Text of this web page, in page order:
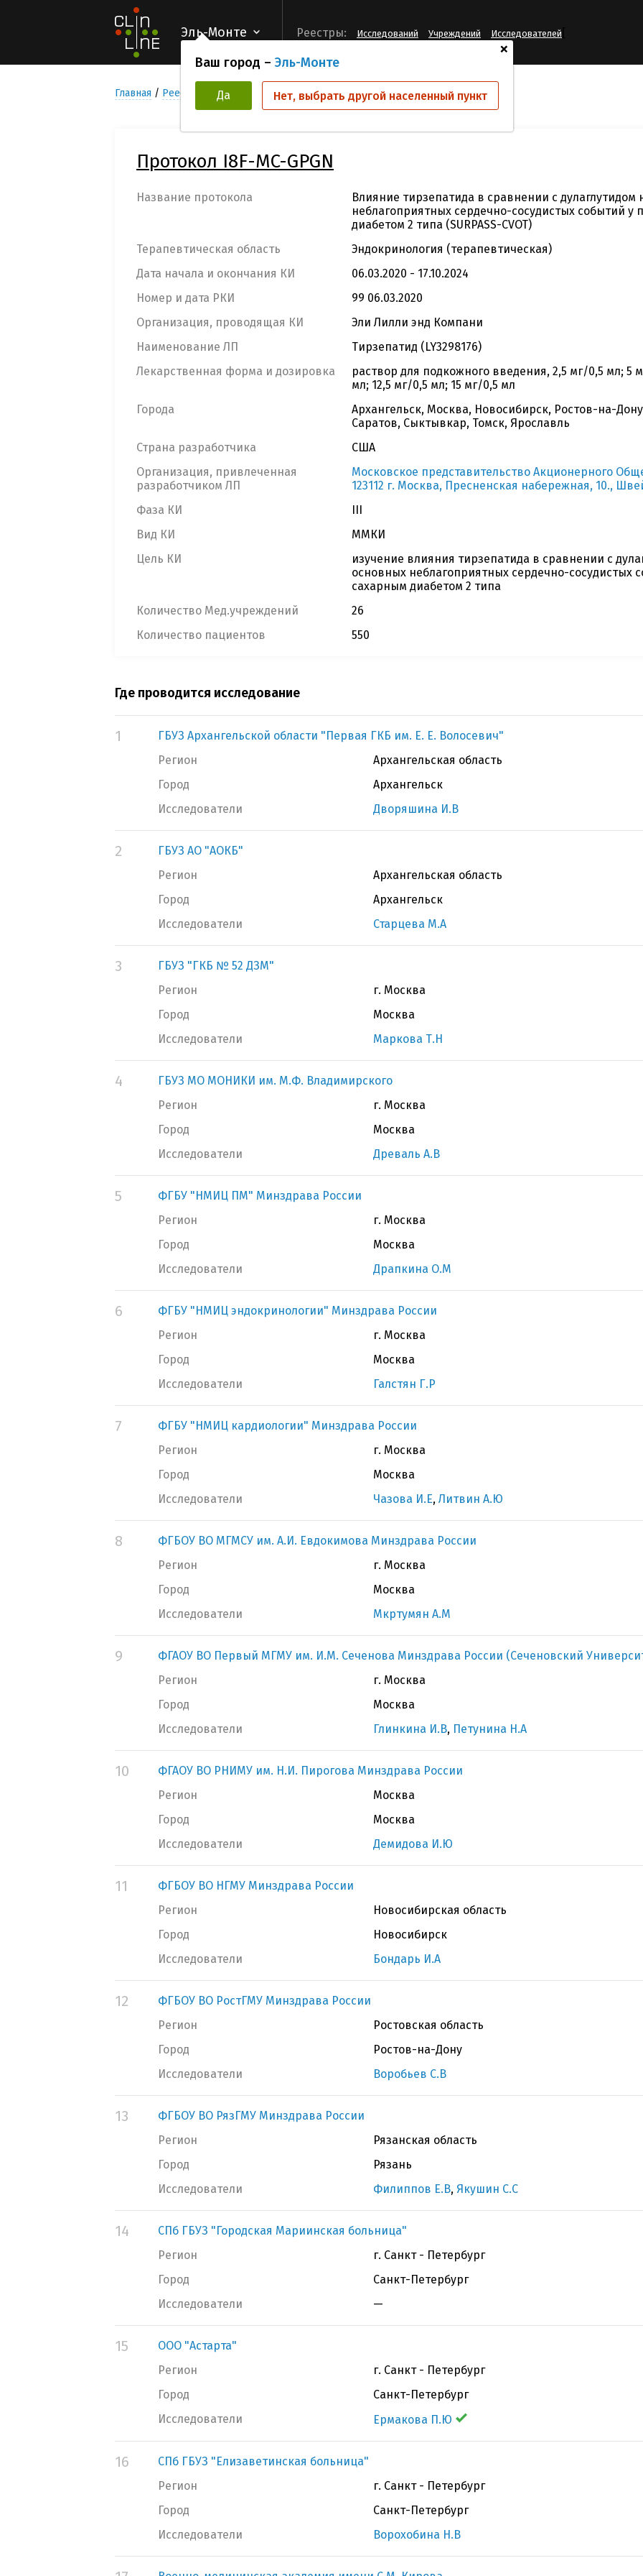
Эль-Монте
+
Ваш город – Эль-Монте
Да Нет, выбрать другой населенный пункт
Реестры: Исследований Учреждений Исследователей
Главная Реестр Клинических исследований I8F-MC-GPGN
Протокол I8F-MC-GPGN
Название протокола
Влияние тирзепатида в сравнении с
неблагоприятных сердечно-сосудистых событий у
диабетом 2 типа (SURPASS-CVOT)
Терапевтическая область
Эндокринология (терапевтическая)
Дата начала и окончания КИ
06.03.2020 - 17.10.2024
Номер и дата РКИ
99 06.03.2020
Организация, проводящая КИ
Эли Лилли энд Компани
Наименование ЛП
Тирзепатид (LY3298176)
Лекарственная форма и дозировка
раствор для подкожного введения, 2,5 мг/0,5 мл; 5
мл; 12,5 мг/0,5 мл; 15 мг/0,5 мл
Города
Архангельск, Москва, Новосибирск, Ростов-на-
Саратов, Сыктывкар, Томск, Ярославль
Страна разработчика
США
Организация, привлеченная
разработчиком ЛП
Московское представительство Акционерного
123112 г. Москва, Пресненская набережная, 10.,
Фаза КИ
III
Вид КИ
ММКИ
Цель КИ
изучение влияния тирзепатида в сравнении с
основных неблагоприятных сердечно-сосудистых
сахарным диабетом 2 типа
Количество Мед.учреждений
26
Количество пациентов
550
Где проводится исследование
1
ГБУЗ Архангельской области "Первая ГКБ им. Е. Е. Волосевич"
Регион
Архангельская область
Город
Архангельск
Исследователи
Дворяшина И.В
2
ГБУЗ АО "АОКБ"
Регион
Архангельская область
Город
Архангельск
Исследователи
Старцева М.А
3
ГБУЗ "ГКБ № 52 ДЗМ"
Регион
г. Москва
Город
Москва
Исследователи
Маркова Т.Н
4
ГБУЗ МО МОНИКИ им. М.Ф. Владимирского
Регион
г. Москва
Город
Москва
Исследователи
Древаль А.В
5
ФГБУ "НМИЦ ПМ" Минздрава России
Регион
г. Москва
Город
Москва
Исследователи
Драпкина О.М
6
ФГБУ "НМИЦ эндокринологии" Минздрава России
Регион
г. Москва
Город
Москва
Исследователи
Галстян Г.Р
7
ФГБУ "НМИЦ кардиологии" Минздрава России
Регион
г. Москва
Город
Москва
Исследователи
Чазова И.Е, Литвин А.Ю
8
ФГБОУ ВО МГМСУ им. А.И. Евдокимова Минздрава России
Регион
г. Москва
Город
Москва
Исследователи
Мкртумян А.М
9
ФГАОУ ВО Первый МГМУ им. И.М. Сеченова Минздрава России (Сеченовский
Регион
г. Москва
Город
Москва
Исследователи
Глинкина И.В, Петунина Н.А
10
ФГАОУ ВО РНИМУ им. Н.И. Пирогова Минздрава России
Регион
Москва
Город
Москва
Исследователи
Демидова И.Ю
11
ФГБОУ ВО НГМУ Минздрава России
Регион
Новосибирская область
Город
Новосибирск
Исследователи
Бондарь И.А
12
ФГБОУ ВО РостГМУ Минздрава России
Регион
Ростовская область
Город
Ростов-на-Дону
Исследователи
Воробьев С.В
13
ФГБОУ ВО РязГМУ Минздрава России
Регион
Рязанская область
Город
Рязань
Исследователи
Филиппов Е.В, Якушин С.С
14
СПб ГБУЗ "Городская Мариинская больница"
Регион
г. Санкт - Петербург
Город
Санкт-Петербург
Исследователи
—
15
ООО "Астарта"
Регион
г. Санкт - Петербург
Город
Санкт-Петербург
Исследователи
Ермакова П.Ю
16
СПб ГБУЗ "Елизаветинская больница"
Регион
г. Санкт - Петербург
Город
Санкт-Петербург
Исследователи
Ворохобина Н.В